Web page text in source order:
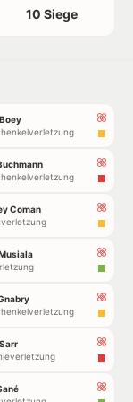
10 Siege
Coman